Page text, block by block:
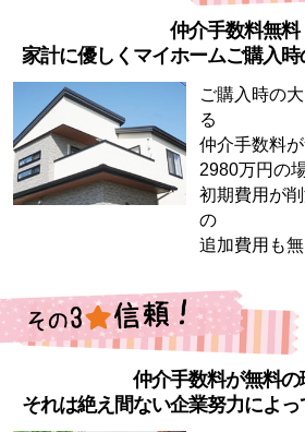
仲介手数料無料
家計に優しくマイホームご購入時
ご購入時の
る
仲介手数料
2980万円の
初期費用が
の
追加費用も
仲介手数料が無料の
それは絶え間ない企業努力によっ